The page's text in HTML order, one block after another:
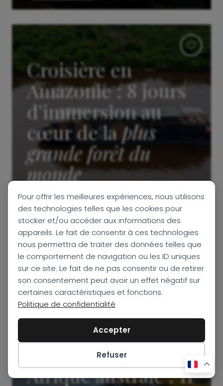
Pour offrir les meilleures expériences, nous utilisons
des technologies telles que les cookies pour
stocker et/ou accéder aux informations des
appareils. Le fait de consentir à ces technologies
nous permettra de traiter des données telles que
le comportement de navigation ou les ID uniques
sur ce site. Le fait de ne pas consentir ou de retirer
son consentement peut avoir un effet négatif sur
certaines caractéristiques et fonctions.
Politique de confidentialité
Accepter
Refuser
Préférences des cookies
Croisière en
Amazonie : 8 jours
d’immersion au
cœur de laplus
grande forêt du
monde
Croisière fluviale
8 jours
DÉCOUVRIR
Croisière en
Afrique australe : 11